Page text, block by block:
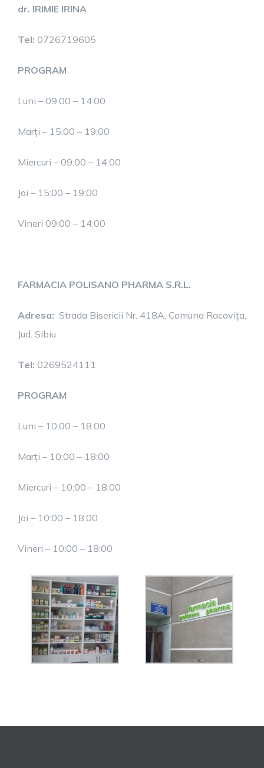
dr. IRIMIE IRINA
Tel: 0726719605
PROGRAM
Luni – 09:00 – 14:00
Marți – 15:00 – 19:00
Miercuri – 09:00 – 14:00
Joi – 15:00 – 19:00
Vineri 09:00 – 14:00
FARMACIA POLISANO PHARMA S.R.L.
Adresa: Strada Bisericii Nr. 418A, Comuna Racovița,
Jud. Sibiu
Tel: 0269524111
PROGRAM
Luni – 10:00 – 18:00
Marți – 10:00 – 18:00
Miercuri – 10:00 – 18:00
Joi – 10:00 – 18:00
Vineri – 10:00 – 18:00